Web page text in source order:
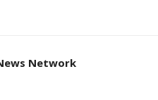
Network